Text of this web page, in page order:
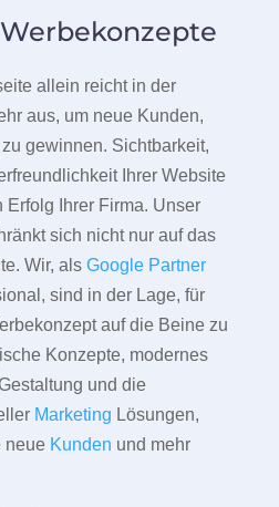
allein reicht in der
aus, um neue Kunden,
zu gewinnen. Sichtbarkeit,
Ihrer Website
Ihrer Firma. Unser
sich nicht nur auf das
Wir, als Google Partner
sind in der Lage, für
auf die Beine zu
Konzepte, modernes
und die
Marketing Lösungen,
neue Kunden und mehr